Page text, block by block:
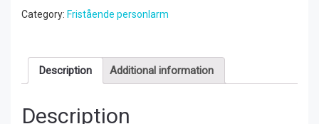
Category: Fristående personlarm
Description Additional information
Description